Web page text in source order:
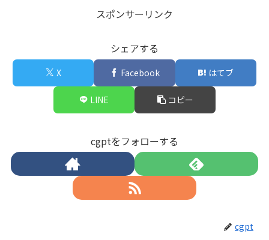
スポンサーリンク
シェアする
X Facebook はてブ
LINE コピー
cgptをフォローする
cgpt